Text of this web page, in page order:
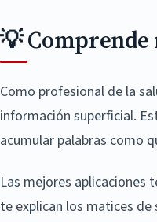
💡
Como profesional de la
información superficial.
acumular palabras como
Las mejores aplicaciones
te explican los matices